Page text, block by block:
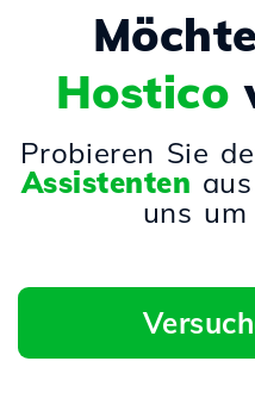
Hostico
Probieren Sie
Assistenten
uns um